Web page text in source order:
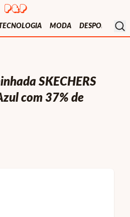
Presentes e Prendas
TECNOLOGIA MODA DESPORTO
SKECHERS
com 37% de